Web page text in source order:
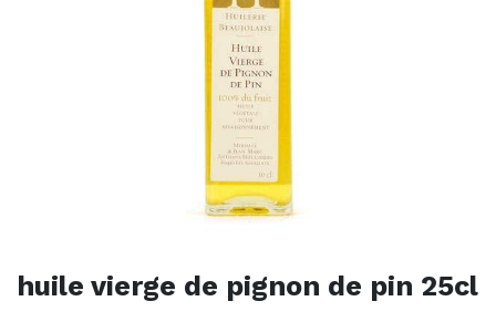
huile vierge de pignon de pin 25cl